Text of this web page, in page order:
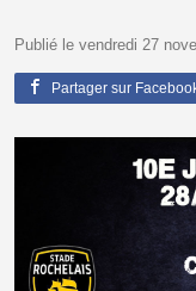
Publié le vendredi 27
Partager sur